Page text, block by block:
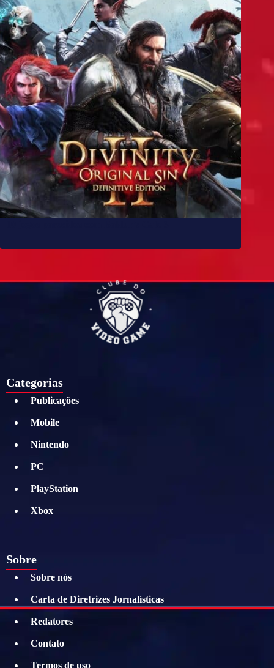
Categorias
Publicações
Mobile
Nintendo
PC
PlayStation
Xbox
Sobre
Sobre nós
Carta de Diretrizes Jornalísticas
Redatores
Contato
Termos de uso